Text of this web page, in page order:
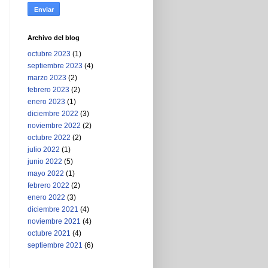
Archivo del blog
octubre 2023 (1)
septiembre 2023 (4)
marzo 2023 (2)
febrero 2023 (2)
enero 2023 (1)
diciembre 2022 (3)
noviembre 2022 (2)
octubre 2022 (2)
julio 2022 (1)
junio 2022 (5)
mayo 2022 (1)
febrero 2022 (2)
enero 2022 (3)
diciembre 2021 (4)
noviembre 2021 (4)
octubre 2021 (4)
septiembre 2021 (6)